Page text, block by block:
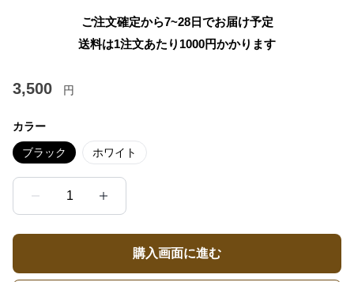
ご注文確定から7~28日でお届け予定
送料は1注文あたり 1000円かかります
3,500 円
カラー
ブラック ホワイト
1
購入画面に進む